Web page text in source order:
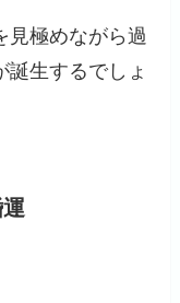
見極めながら過
誕生するでしょ